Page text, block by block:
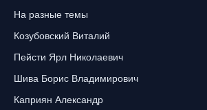
На разные темы
Козубовский Виталий
Пейсти Ярл Николаевич
Шива Борис Владимирович
Каприян Александр